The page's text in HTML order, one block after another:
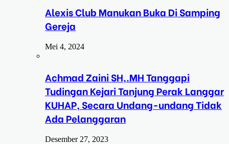
Alexis Club Manukan Buka Di Samping
Gereja
Mei 4, 2024
Achmad Zaini SH,.MH Tanggapi
Tudingan Kejari Tanjung Perak Langgar
KUHAP, Secara Undang-undang Tidak
Ada Pelanggaran
Desember 27, 2023